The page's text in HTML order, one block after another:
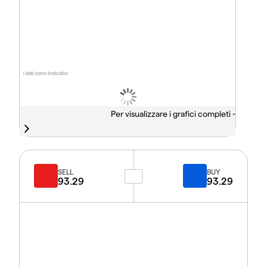
I dati sono indicativi
Per visualizzare i grafici completi -
SELL
93.29
BUY
93.29